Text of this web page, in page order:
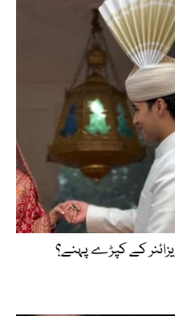
کے کپڑے پہنے؟